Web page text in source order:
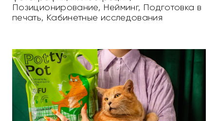
Позиционирование, Нейминг, Подготовка в
печать, Кабинетные исследования